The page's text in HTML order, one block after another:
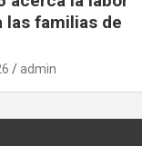
las familias de
admin